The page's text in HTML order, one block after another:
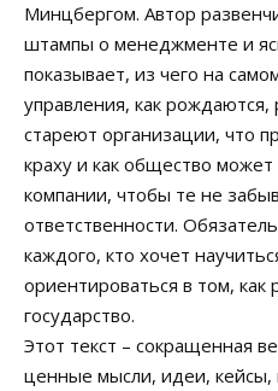
Минцбергом. Автор
штампы о менеджменте и
показывает, из чего на
управления, как рождаются,
стареют организации, что
краху и как общество может
компании, чтобы те не
ответственности.
каждого, кто хочет
ориентироваться в том, как
государство.
Этот текст – сокращенная
ценные мысли, идеи, кейсы,